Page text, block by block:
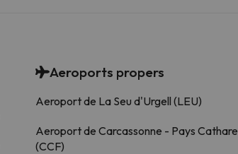
Aeroports propers
Aeroport de La Seu d'Urgell (LEU)
Aeroport de Carcassonne - Pays Cathare
(CCF)